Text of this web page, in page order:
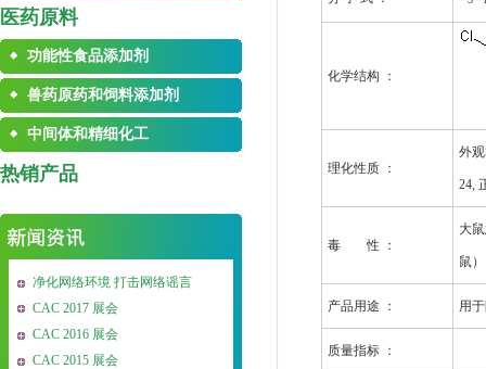
医药原料
功能性食品添加剂
兽药原药和饲料添加剂
中间体和精细化工
热销产品
净化网络环境 打击网络谣言
CAC 2017 展会
CAC 2016 展会
CAC 2015 展会
化学结构 ：
理化性质 ：
外
24,
毒 性 ：
大
鼠
产品用途 ： 用
质量指标 ：